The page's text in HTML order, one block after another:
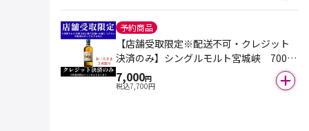
予約商品
【店舗受取限定※配送不可・クレジット
決済のみ】シングルモルト宮城峡 700m
l（箱付き）※おひとり様３点まで
7,000円
税込7,700円